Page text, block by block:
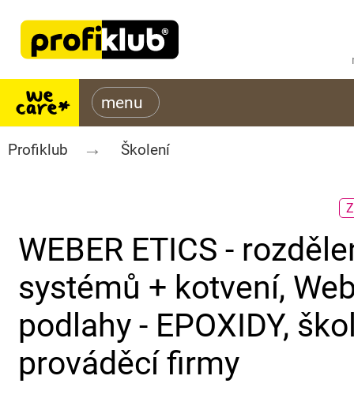
Profiklub Školení
WEBER ETICS -
systémů + kotvení,
podlahy - EPOXIDY,
prováděcí firmy